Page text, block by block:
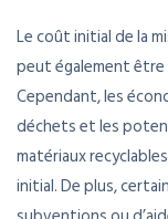
Le coût initial de la
peut également
Cependant, les
déchets et les
matériaux
initial. De plus,